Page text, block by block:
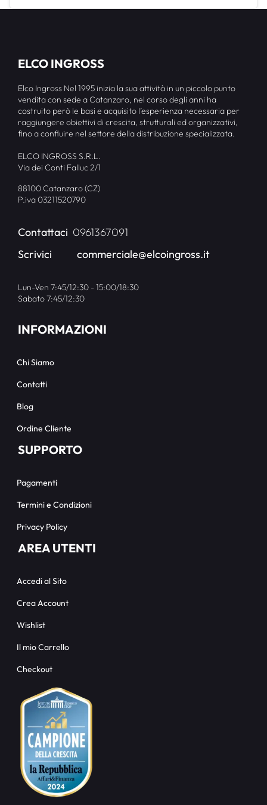
ELCO INGROSS
Elco Ingross Nel 1995 inizia la sua attività in un piccolo punto
vendita con sede a Catanzaro, nel corso degli anni ha
costruito però le basi e acquisito l’esperienza necessaria per
raggiungere obiettivi di crescita, strutturali ed organizzativi,
fino a confluire nel settore della distribuzione specializzata.
ELCO INGROSS S.R.L.
Via dei Conti Falluc 2/1
88100 Catanzaro (CZ)
P.iva 03211520790
Contattaci 0961367091
Scrivici
commerciale@elcoingross.it
Lun-Ven 7:45/12:30 - 15:00/18:30
Sabato 7:45/12:30
INFORMAZIONI
Chi Siamo
Contatti
Blog
Ordine Cliente
SUPPORTO
Pagamenti
Termini e Condizioni
Privacy Policy
AREA UTENTI
Accedi al Sito
Crea Account
Wishlist
Il mio Carrello
Checkout